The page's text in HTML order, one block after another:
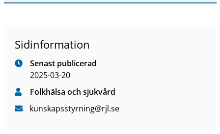
Sidinformation
Senast publicerad
2025-03-20
Folkhälsa och sjukvård
kunskapsstyrning@rjl.se